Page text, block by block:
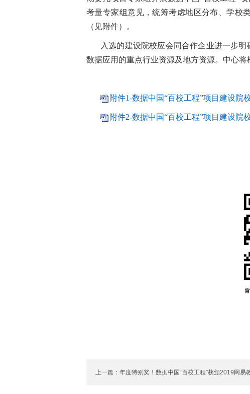
考量专家组意见，统筹考虑地区分布、学校
（见附件）。
入选的建设院校应会同合作企业进一步
数据应用的重点行业资源及地方资源。中心
附件1-数据中国“百校工程”项目建设院
附件2-数据中国“百校工程”项目建设院
上一篇：年度特别奖！数据中国“百校工程”获颁2019网易